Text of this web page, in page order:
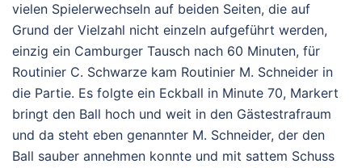
vielen Spielerwechseln auf beiden Seiten, die auf
Grund der Vielzahl nicht einzeln aufgeführt werden,
einzig ein Camburger Tausch nach 60 Minuten, für
Routinier C. Schwarze kam Routinier M. Schneider in
die Partie. Es folgte ein Eckball in Minute 70, Markert
bringt den Ball hoch und weit in den Gästestrafraum
und da steht eben genannter M. Schneider, der den
Ball sauber annehmen konnte und mit sattem Schuss